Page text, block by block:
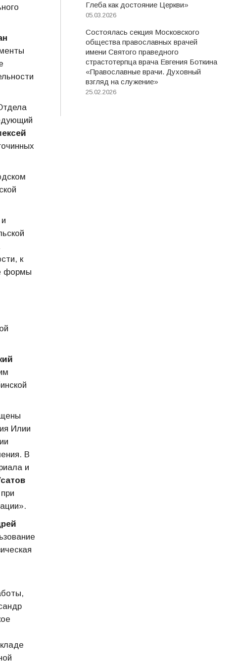
к
формы
Илии
В
и
Глеба как достояние Церкви»
05.03.2026
Состоялась секция Московского
общества православных врачей
имени Святого праведного
страстотерпца врача Евгения Боткина
«Православные врачи. Духовный
взгляд на служение»
25.02.2026